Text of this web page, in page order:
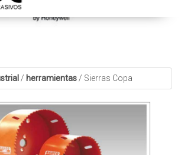
/ herramientas / Sierras Copa